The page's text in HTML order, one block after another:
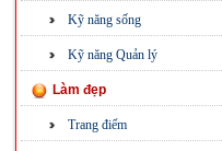
Kỹ năng sống
Kỹ năng Quản lý
Làm đẹp
Trang điểm